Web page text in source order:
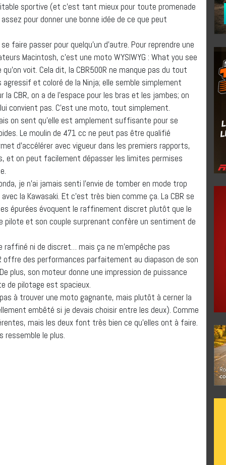
sportive (et c’est tant mieux pour toute promenade
pour donner une bonne idée de ce que peut
faire passer pour quelqu’un d’autre. Pour reprendre une
Macintosh, c’est une moto WYSIWYG : What you see
voit. Cela dit, la CBR500R ne manque pas du tout
agressif et coloré de la Ninja; elle semble simplement
la CBR, on a de l’espace pour les bras et les jambes; on
convient pas. C’est une moto, tout simplement.
on sent qu’elle est amplement suffisante pour se
Le moulin de 471 cc ne peut pas être qualifié
d’accélérer avec vigueur dans les premiers rapports,
et on peut facilement dépasser les limites permises
je n’ai jamais senti l’envie de tomber en mode trop
la Kawasaki. Et c’est très bien comme ça. La CBR se
épurées évoquent le raffinement discret plutôt que le
pilote et son couple surprenant confère un sentiment de
ni de discret… mais ça ne m’empêche pas
offre des performances parfaitement au diapason de son
plus, son moteur donne une impression de puissance
de pilotage est spacieux.
à trouver une moto gagnante, mais plutôt à cerner la
embêté si je devais choisir entre les deux). Comme
mais les deux font très bien ce qu’elles ont à faire.
ressemble le plus.